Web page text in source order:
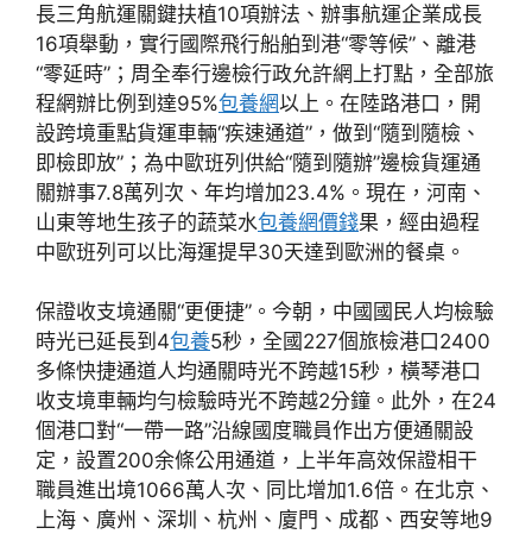
長三角航運關鍵扶植10項辦法、辦事航運企業成長
16項舉動，實行國際飛行船舶到港“零等候”、離港
“零延時”；周全奉行邊檢行政允許網上打點，全部旅
程網辦比例到達95%包養網以上。在陸路港口，開
設跨境重點貨運車輛“疾速通道”，做到“隨到隨檢、
即檢即放”；為中歐班列供給“隨到隨辦”邊檢貨運通
關辦事7.8萬列次、年均增加23.4%。現在，河南、
山東等地生孩子的蔬菜水包養網價錢果，經由過程
中歐班列可以比海運提早30天達到歐洲的餐桌。
保證收支境通關“更便捷”。今朝，中國國民人均檢驗
時光已延長到4包養5秒，全國227個旅檢港口2400
多條快捷通道人均通關時光不跨越15秒，橫琴港口
收支境車輛均勻檢驗時光不跨越2分鐘。此外，在24
個港口對“一帶一路”沿線國度職員作出方便通關設
定，設置200余條公用通道，上半年高效保證相干
職員進出境1066萬人次、同比增加1.6倍。在北京、
上海、廣州、深圳、杭州、廈門、成都、西安等地9